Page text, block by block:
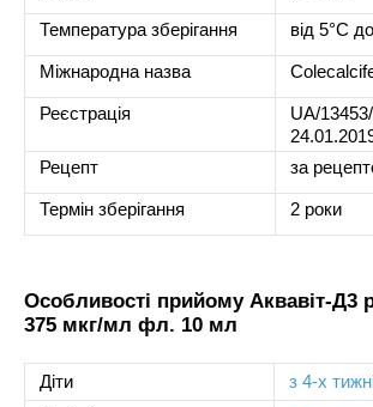
Температура зберігання від 5°C
Міжнародна назва
Реєстрація
UA/
Рецепт
за
Термін зберігання 2 роки
Особливості прийому Аквавіт-Д3
375 мкг/мл фл. 10 мл
Діти
з 4-х